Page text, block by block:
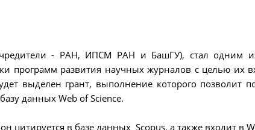
- РАН, ИПСМ РАН и БашГУ), стал одним из
развития научных журналов с целью их
выделен грант, выполнение которого позволит
данных Web of Science.
в базе данных Scopus, а также входит в